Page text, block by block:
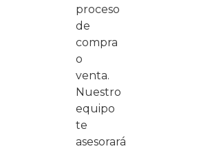
proceso
de
compra
o
venta.
Nuestro
equipo
te
asesorará